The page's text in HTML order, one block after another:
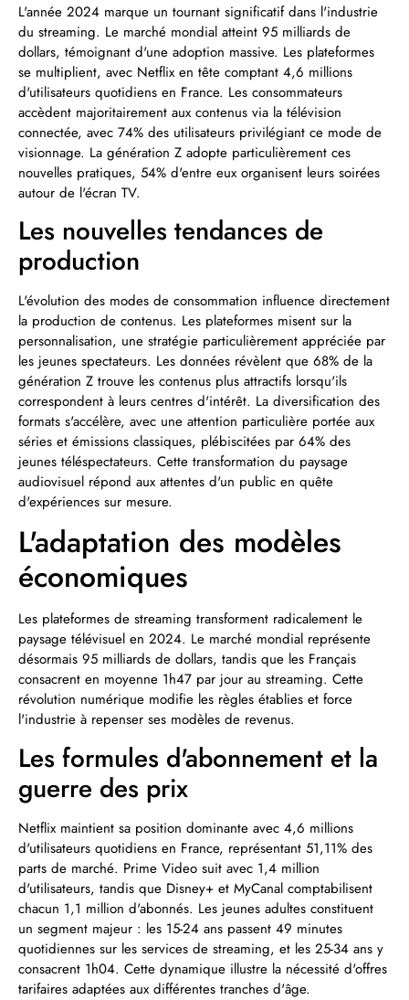
L'année 2024 marque un tournant significatif dans l'industrie
du streaming. Le marché mondial atteint 95 milliards de
dollars, témoignant d'une adoption massive. Les plateformes
se multiplient, avec Netflix en tête comptant 4,6 millions
d'utilisateurs quotidiens en France. Les consommateurs
accèdent majoritairement aux contenus via la télévision
connectée, avec 74% des utilisateurs privilégiant ce mode de
visionnage. La génération Z adopte particulièrement ces
nouvelles pratiques, 54% d'entre eux organisent leurs soirées
autour de l'écran TV.
Les nouvelles tendances de
production
L'évolution des modes de consommation influence directement
la production de contenus. Les plateformes misent sur la
personnalisation, une stratégie particulièrement appréciée par
les jeunes spectateurs. Les données révèlent que 68% de la
génération Z trouve les contenus plus attractifs lorsqu'ils
correspondent à leurs centres d'intérêt. La diversification des
formats s'accélère, avec une attention particulière portée aux
séries et émissions classiques, plébiscitées par 64% des
jeunes téléspectateurs. Cette transformation du paysage
audiovisuel répond aux attentes d'un public en quête
d'expériences sur mesure.
L'adaptation des modèles
économiques
Les plateformes de streaming transforment radicalement le
paysage télévisuel en 2024. Le marché mondial représente
désormais 95 milliards de dollars, tandis que les Français
consacrent en moyenne 1h47 par jour au streaming. Cette
révolution numérique modifie les règles établies et force
l'industrie à repenser ses modèles de revenus.
Les formules d'abonnement et la
guerre des prix
Netflix maintient sa position dominante avec 4,6 millions
d'utilisateurs quotidiens en France, représentant 51,11% des
parts de marché. Prime Video suit avec 1,4 million
d'utilisateurs, tandis que Disney+ et MyCanal comptabilisent
chacun 1,1 million d'abonnés. Les jeunes adultes constituent
un segment majeur : les 15-24 ans passent 49 minutes
quotidiennes sur les services de streaming, et les 25-34 ans y
consacrent 1h04. Cette dynamique illustre la nécessité d'offres
tarifaires adaptées aux différentes tranches d'âge.